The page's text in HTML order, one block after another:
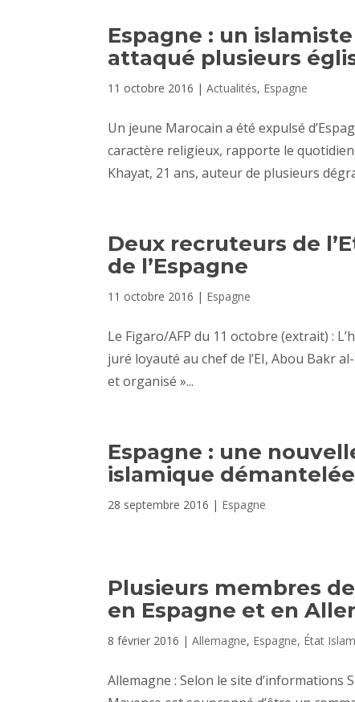
Espagne : un
attaqué plusieurs
11 octobre 2016 |Actualités, Espagne
Un jeune Marocain a été expulsé
caractère religieux, rapporte le
Khayat, 21 ans, auteur de plusieurs
Deux recruteurs de
de l’Espagne
11 octobre 2016 | Espagne
Le Figaro/AFP du 11 octobre (extrait) :
juré loyauté au chef de l’EI, Abou Bakr
et organisé »...
Espagne : une
islamique démantelée
28 septembre 2016 | Espagne
Plusieurs membres
en Espagne et en
8 février 2016 |Allemagne, Espagne, État
Allemagne : Selon le site d’informations